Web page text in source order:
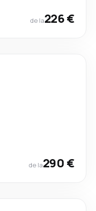
de la226 €
de la290 €